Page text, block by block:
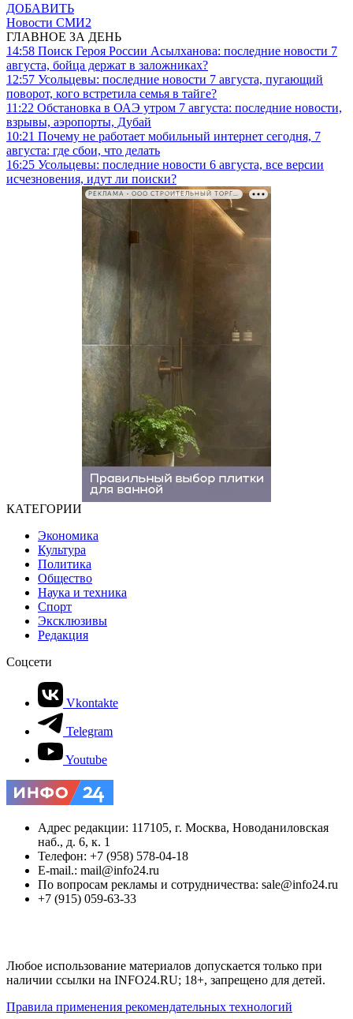
ДОБАВИТЬ
Новости СМИ2
ГЛАВНОЕ ЗА ДЕНЬ
14:58 Поиск Героя России Асылханова: последние новости 7
августа, бойца держат в заложниках?
12:57 Усольцевы: последние новости 7 августа, пугающий
поворот, кого встретила семья в тайге?
11:22 Обстановка в ОАЭ утром 7 августа: последние новости,
взрывы, аэропорты, Дубай
10:21 Почему не работает мобильный интернет сегодня, 7
августа: где сбои, что делать
16:25 Усольцевы: последние новости 6 августа, все версии
исчезновения, идут ли поиски?
РЕКЛАМА • ООО СТРОИТЕЛЬНЫЙ ТОРГОВЫЙ ДОМ «ПЕТРОВИЧ». ИНН: 7802348846
КАТЕГОРИИ
Экономика
Культура
Политика
Общество
Наука и техника
Спорт
Эксклюзивы
Редакция
Соцсети
Vkontakte
Telegram
Youtube
Адрес редакции: 117105, г. Москва, Новоданиловская
наб., д. 6, к. 1
Телефон: +7 (958) 578-04-18
E-mail.: mail@info24.ru
По вопросам рекламы и сотрудничества: sale@info24.ru
+7 (915) 059-63-33
Любое использование материалов допускается только при
наличии ссылки на INFO24.RU; 18+, запрещено для детей.
Правила применения рекомендательных технологий